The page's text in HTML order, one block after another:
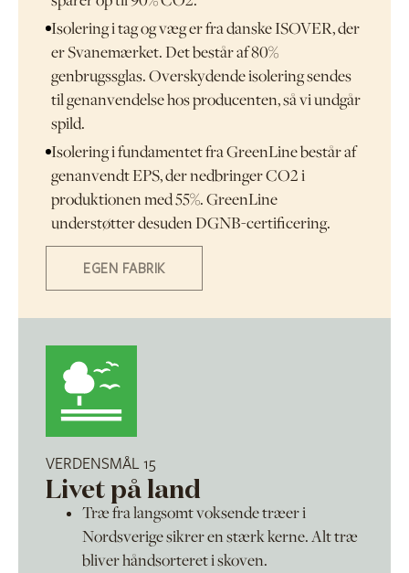
Isolering i tag og væg er fra danske ISOVER, der
er Svanemærket. Det består af 80%
genbrugssglas. Overskydende isolering sendes
til genanvendelse hos producenten, så vi undgår
spild.
Isolering i fundamentet fra GreenLine består af
genanvendt EPS, der nedbringer CO2 i
produktionen med 55%. GreenLine
understøtter desuden DGNB-certificering.
EGEN FABRIK
VERDENSMÅL 15
Livet på land
Træ fra langsomt voksende træer i
Nordsverige sikrer en stærk kerne. Alt træ
bliver håndsorteret i skoven.